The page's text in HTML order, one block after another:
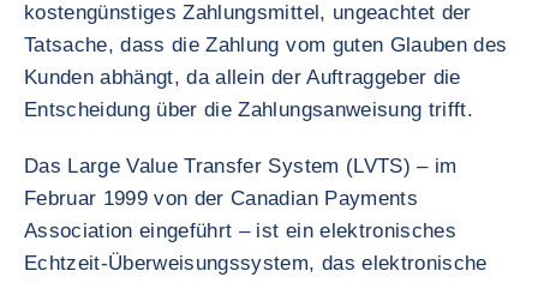
kostengünstiges Zahlungsmittel, ungeachtet der
Tatsache, dass die Zahlung vom guten Glauben des
Kunden abhängt, da allein der Auftraggeber die
Entscheidung über die Zahlungsanweisung trifft.
Das Large Value Transfer System (LVTS) – im
Februar 1999 von der Canadian Payments
Association eingeführt – ist ein elektronisches
Echtzeit-Überweisungssystem, das elektronische